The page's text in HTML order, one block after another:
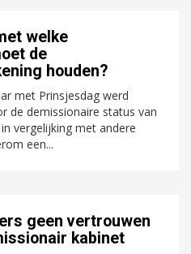
welke
de
houden?
met Prinsjesdag werd
de demissionaire status van
vergelijking met andere
een...
geen vertrouwen
kabinet